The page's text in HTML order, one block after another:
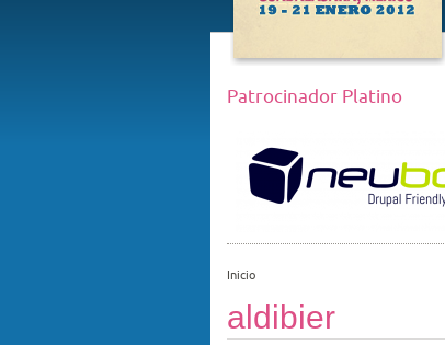
Patrocinador Platino
Inicio
aldibier